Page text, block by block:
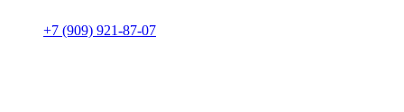
+7 (909) 921-87-07